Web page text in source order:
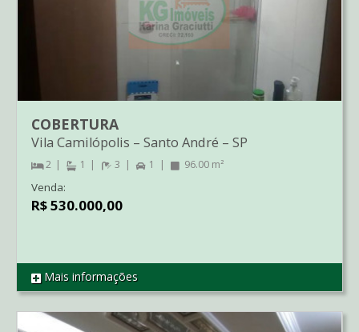
REF CO1363
COBERTURA
Vila Camilópolis – Santo André – SP
2 1 3 1 96.00 m²
Venda:
R$ 530.000,00
Mais informações